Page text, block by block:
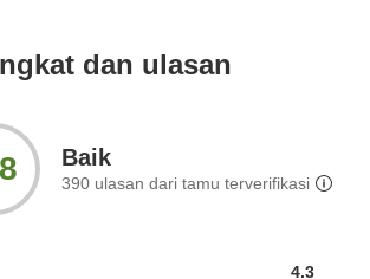
dan ulasan
Baik
390 ulasan dari tamu terverifikasi
4.3